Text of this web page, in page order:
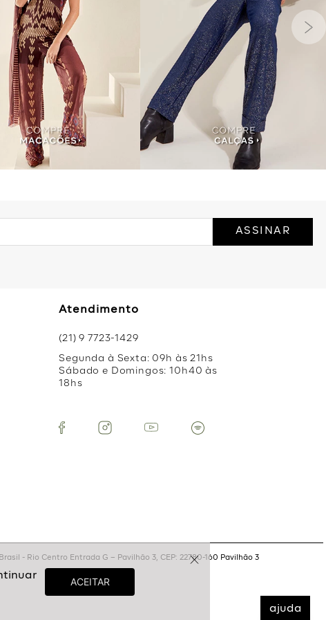
ajuda
ASSINAR
Atendimento
(21) 9 7723-1429
Segunda à Sexta: 09h às 21hs
Sábado e Domingos: 10h40 às
18hs
- Rio Centro Entrada G – Pavilhão 3, CEP: 22780-160 Pavilhão 3